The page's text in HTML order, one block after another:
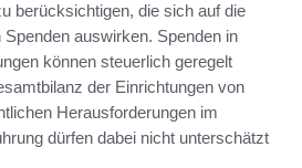
berücksichtigen, die sich auf die
auswirken. Spenden in
können steuerlich geregelt
der Einrichtungen von
Herausforderungen im
dürfen dabei nicht unterschätzt